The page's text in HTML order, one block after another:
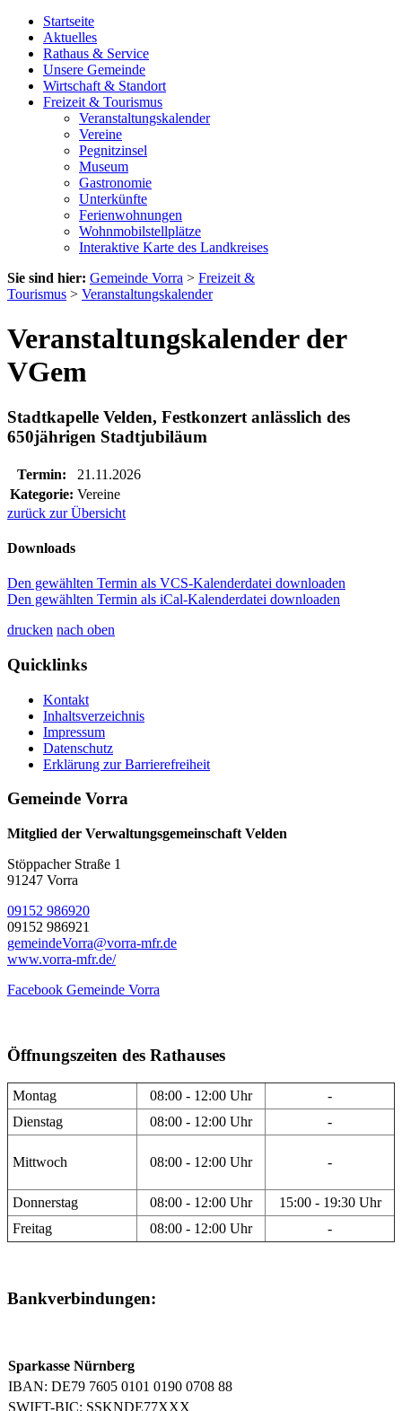
Startseite
Aktuelles
Rathaus & Service
Unsere Gemeinde
Wirtschaft & Standort
Freizeit & Tourismus
Veranstaltungskalender
Vereine
Pegnitzinsel
Museum
Gastronomie
Unterkünfte
Ferienwohnungen
Wohnmobilstellplätze
Interaktive Karte des Landkreises
Sie sind hier: Gemeinde Vorra > Freizeit &
Tourismus > Veranstaltungskalender
Veranstaltungskalender der
VGem
Stadtkapelle Velden, Festkonzert anlässlich des
650jährigen Stadtjubiläum
Termin:
21.11.2026
Kategorie: Vereine
zurück zur Übersicht
Downloads
Den gewählten Termin als VCS-Kalenderdatei downloaden
Den gewählten Termin als iCal-Kalenderdatei downloaden
drucken nach oben
Quicklinks
Kontakt
Inhaltsverzeichnis
Impressum
Datenschutz
Erklärung zur Barrierefreiheit
Gemeinde Vorra
Mitglied der Verwaltungsgemeinschaft Velden
Stöppacher Straße 1
91247 Vorra
09152 986920
09152 986921
gemeindeVorra@vorra-mfr.de
www.vorra-mfr.de/
Facebook Gemeinde Vorra
Öffnungszeiten des Rathauses
Montag 08:00 - 12:00 Uhr
-
Dienstag
08:00 - 12:00 Uhr -
Mittwoch 08:00 - 12:00 Uhr -
Donnerstag 08:00 - 12:00 Uhr
15:00 - 19:30 Uhr
Freitag
08:00 - 12:00 Uhr -
Bankverbindungen:
Sparkasse Nürnberg
IBAN: DE79 7605 0101 0190 0708 88
SWIFT-BIC: SSKNDE77XXX